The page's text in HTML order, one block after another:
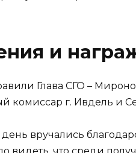
и
Глава СГО –
комиссар г. Ивдель и
вручались